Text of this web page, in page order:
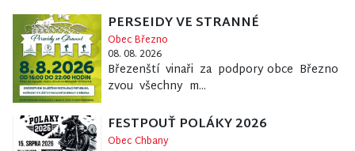
PERSEIDY VE STRANNÉ
Obec Březno
08. 08. 2026
Březenští vinaři za podpory obce Březno
zvou všechny m...
FESTPOUŤ POLÁKY 2026
Obec Chbany